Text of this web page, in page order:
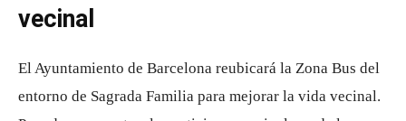
vecinal
El Ayuntamiento de Barcelona reubicará la Zona Bus del
entorno de Sagrada Familia para mejorar la vida vecinal.